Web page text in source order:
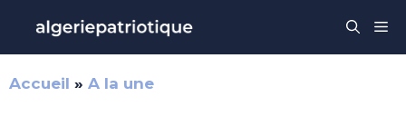
contenu
Accueil » A la une